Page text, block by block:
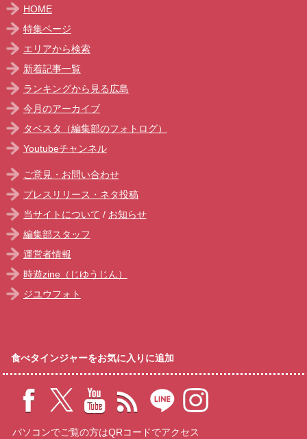
HOME
特集ページ
エリアから検索
新着記事一覧
ランキングから見る広島
今月のアーカイブ
タベスタ（編集部のフォトログ）
Youtubeチャンネル
ご意見・お問い合わせ
プレスリリース・ネタ投稿
当サイトについて / お知らせ
編集部スタッフ
運営者情報
時遊zine（じゆうじん）
ジユウフォト
食べタインジャーをお気に入りに追加
パソコンでご覧の方はQRコードでアクセス